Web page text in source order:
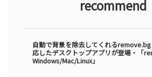
recommend
自動で背景を除去してくれる
応したデスクトップアプリが登場・「
Windows/Mac/Linux」